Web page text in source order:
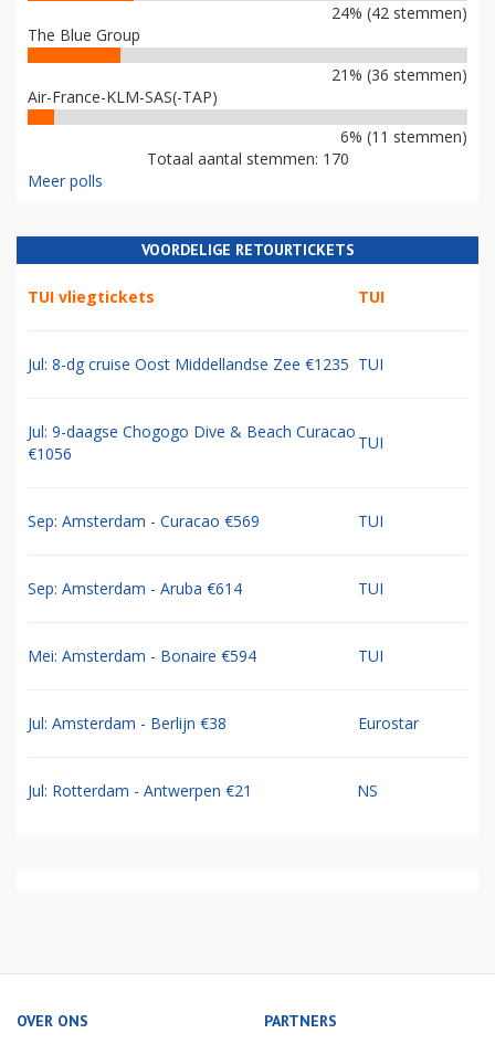
24% (42 stemmen)
The Blue Group
21% (36 stemmen)
Air-France-KLM-SAS(-TAP)
6% (11 stemmen)
Totaal aantal stemmen: 170
Meer polls
VOORDELIGE RETOURTICKETS
TUI vliegtickets TUI
Jul: 8-dg cruise Oost Middellandse Zee €1235 TUI
Jul: 9-daagse Chogogo Dive & Beach Curacao
€1056
TUI
Sep: Amsterdam - Curacao €569 TUI
Sep: Amsterdam - Aruba €614 TUI
Mei: Amsterdam - Bonaire €594 TUI
Jul: Amsterdam - Berlijn €38 Eurostar
Jul: Rotterdam - Antwerpen €21 NS
OVER ONS PARTNERS